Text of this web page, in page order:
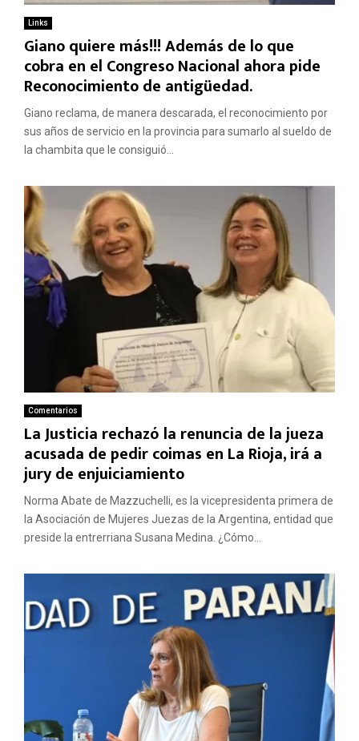
Links
Giano quiere más!!! Además de lo que
cobra en el Congreso Nacional ahora pide
Reconocimiento de antigüedad.
Giano reclama, de manera descarada, el reconocimiento por
sus años de servicio en la provincia para sumarlo al sueldo de
la chambita que le consiguió...
Comentarios
La Justicia rechazó la renuncia de la jueza
acusada de pedir coimas en La Rioja, irá a
jury de enjuiciamiento
Norma Abate de Mazzuchelli, es la vicepresidenta primera de
la Asociación de Mujeres Juezas de la Argentina, entidad que
preside la entrerriana Susana Medina. ¿Cómo...